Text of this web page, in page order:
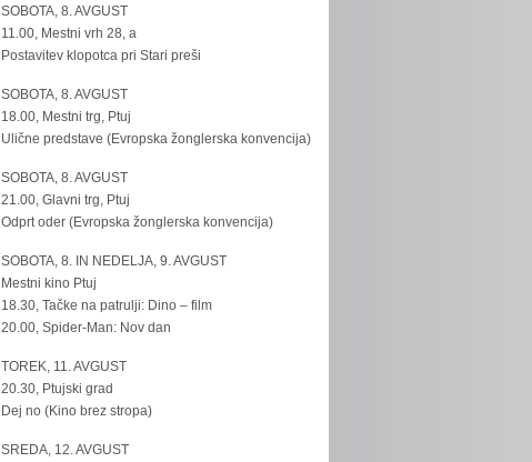
SOBOTA, 8. AVGUST
11.00, Mestni vrh 28, a
Postavitev klopotca pri Stari preši
SOBOTA, 8. AVGUST
18.00, Mestni trg, Ptuj
Ulične predstave (Evropska žonglerska konvencija)
SOBOTA, 8. AVGUST
21.00, Glavni trg, Ptuj
Odprt oder (Evropska žonglerska konvencija)
SOBOTA, 8. IN NEDELJA, 9. AVGUST
Mestni kino Ptuj
18.30, Tačke na patrulji: Dino – film
20.00, Spider-Man: Nov dan
TOREK, 11. AVGUST
20.30, Ptujski grad
Dej no (Kino brez stropa)
SREDA, 12. AVGUST